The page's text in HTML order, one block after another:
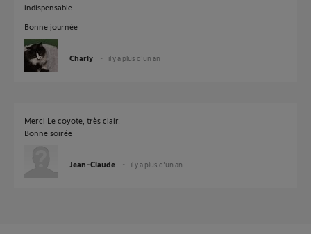
indispensable.
Bonne journée
Charly il y a plus d'un an
Merci Le coyote, très clair.
Bonne soirée
Jean-Claude il y a plus d'un an